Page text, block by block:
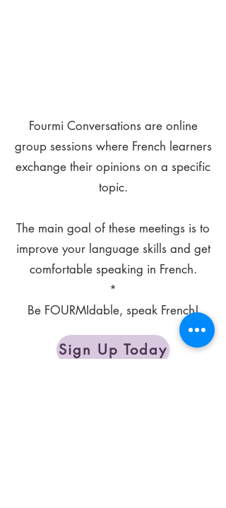
Fourmi Conversations are online
group sessions where French learners
exchange their opinions on a specific
topic.
The main goal of these meetings is to
improve your language skills and get
comfortable speaking in French.
*
Be FOURMIdable, speak French!
Sign Up Today